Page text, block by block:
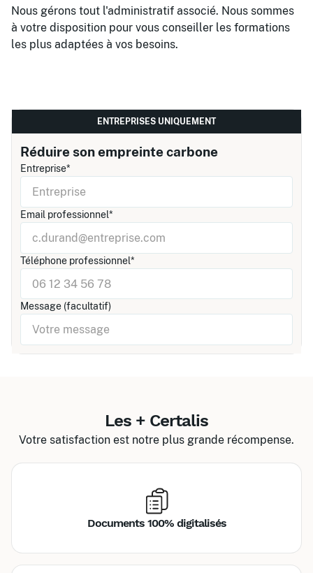
Nous gérons tout l'administratif associé. Nous sommes
à votre disposition pour vous conseiller les formations
les plus adaptées à vos besoins.
ENTREPRISES UNIQUEMENT
Réduire son empreinte carbone
Entreprise*
Email professionnel*
Téléphone professionnel*
Message (facultatif)
Les + Certalis
Votre satisfaction est notre plus grande récompense.
Documents 100% digitalisés